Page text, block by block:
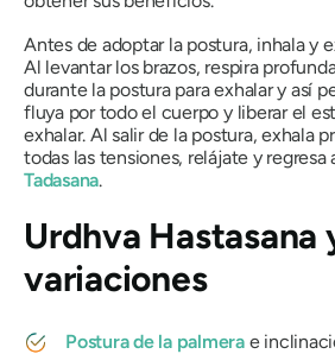
Antes de adoptar la postura, inhala y
Al levantar los brazos, respira
durante la postura para exhalar y así
fluya por todo el cuerpo y liberar el
exhalar. Al salir de la postura, exhala
todas las tensiones, relájate y regresa
Tadasana.
Urdhva Hastasana
variaciones
Postura de la palmerae